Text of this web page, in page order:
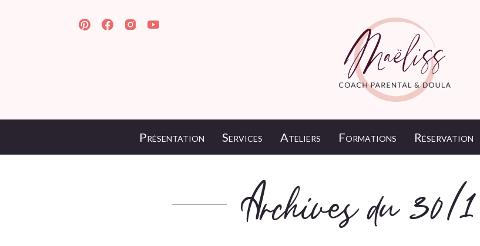
Présentation Services Ateliers Formations Réservation
Archives du 30/